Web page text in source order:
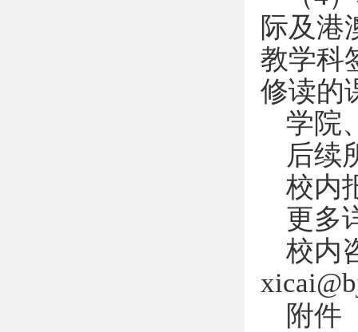
际及港
教学科
修读的
学院
后续
校内
更多
校内
附件